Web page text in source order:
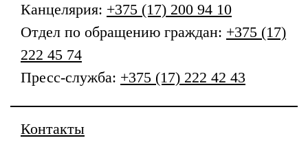
Канцелярия: +375 (17) 200 94 10
Отдел по обращению граждан: +375 (17)
222 45 74
Пресс-служба: +375 (17) 222 42 43
Контакты